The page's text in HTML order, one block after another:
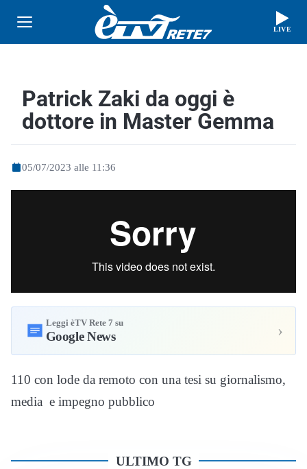
LIVE
Patrick Zaki da oggi è
dottore in Master Gemma
05/07/2023 alle 11:36
Leggi èTV Rete 7 su
Google News ›
110 con lode da remoto con una tesi su giornalismo,
media e impegno pubblico
ULTIMO TG